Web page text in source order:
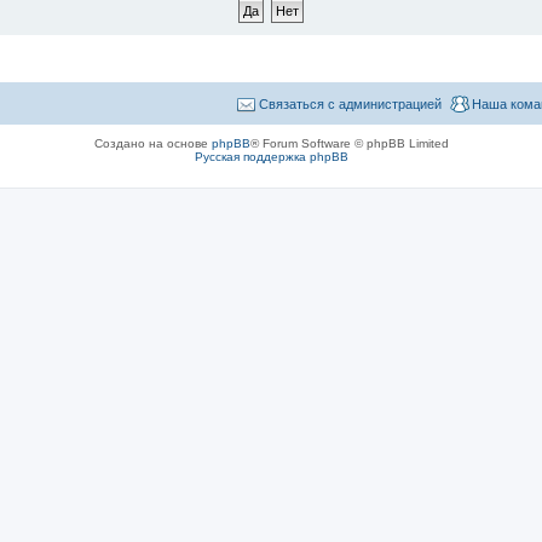
Наша
Связаться с администрацией
Создано на основе phpBB® Forum Software © phpBB Limited
Русская поддержка phpBB